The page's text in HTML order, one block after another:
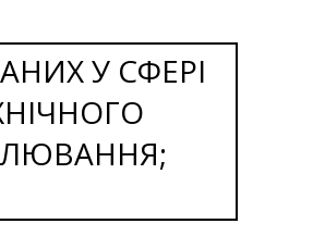
У СФЕРІ